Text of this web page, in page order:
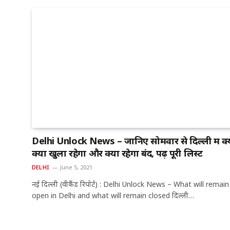
Delhi Unlock News – जानिए सोमवार से दिल्ली में
क्या खुला रहेगा और क्या रहेगा बंद, पढ़ें पूरी लिस्ट
DELHI June 5, 2021
नई दिल्ली (वीकैंड रिपोर्ट) : Delhi Unlock News – What will remain
open in Delhi and what will remain closed दिल्ली…